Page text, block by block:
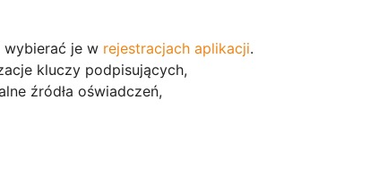
wybierać je w rejestracjach aplikacji.
kluczy podpisujących,
źródła oświadczeń,